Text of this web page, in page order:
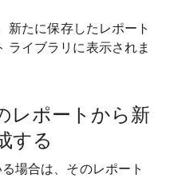
新たに保存したレポート
ライブラリに表示されま
レポートから新
する
場合は、そのレポート